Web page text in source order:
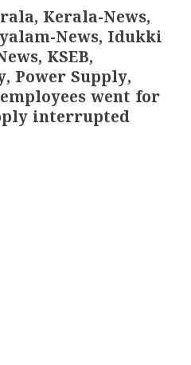
Kerala-News,
News, Idukki
KSEB,
Power Supply,
went for
interrupted